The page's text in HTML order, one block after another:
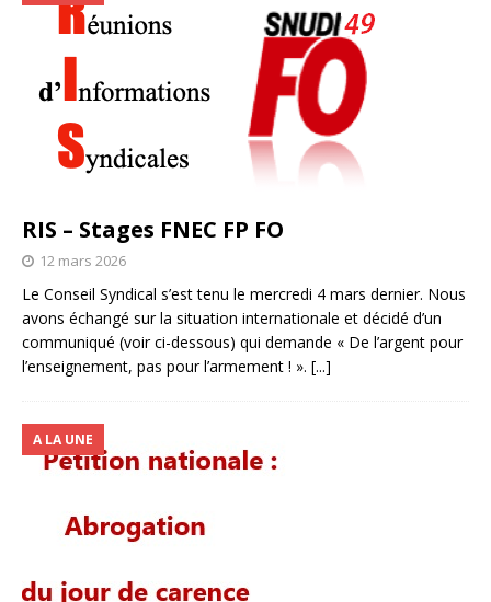
RIS – Stages FNEC FP FO
12 mars 2026
Le Conseil Syndical s’est tenu le mercredi 4 mars dernier. Nous
avons échangé sur la situation internationale et décidé d’un
communiqué (voir ci-dessous) qui demande « De l’argent pour
l’enseignement, pas pour l’armement ! ». [...]
A LA UNE